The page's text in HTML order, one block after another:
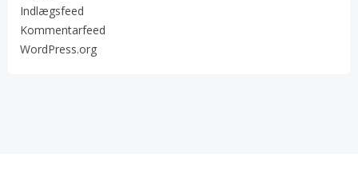
Indlægsfeed
Kommentarfeed
WordPress.org